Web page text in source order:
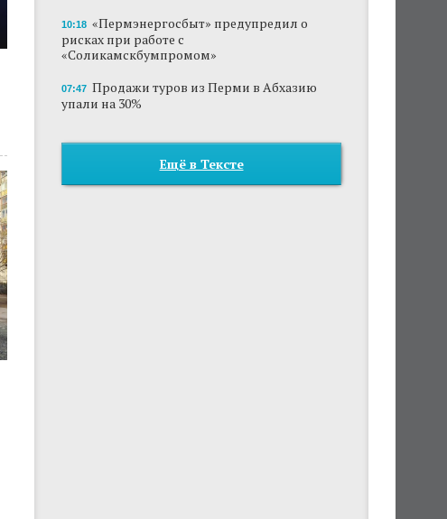
10:18 «Пермэнергосбыт» предупредил о
рисках при работе с
«Соликамскбумпромом»
07:47 Продажи туров из Перми в Абхазию
упали на 30%
Ещё в Тексте